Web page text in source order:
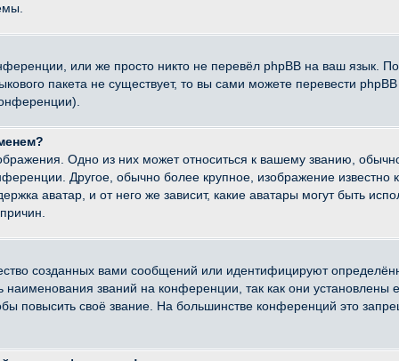
или же просто никто не перевёл phpBB на ваш язык.
пакета не существует, то вы сами можете перевести
Одно из них может относиться к вашему званию,
Другое, обычно более крупное, изображение известно
аватар, и от него же зависит, какие аватары могут быть
созданных вами сообщений или идентифицируют
званий на конференции, так как они установлены
повысить своё звание. На большинстве конференций это